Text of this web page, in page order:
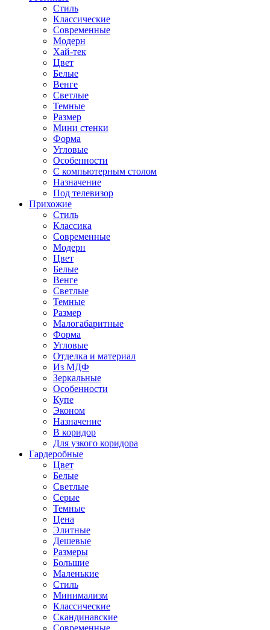
Стиль
Классические
Современные
Модерн
Хай-тек
Цвет
Белые
Венге
Светлые
Темные
Размер
Мини стенки
Форма
Угловые
Особенности
С компьютерным столом
Назначение
Под телевизор
Прихожие
Стиль
Классика
Современные
Модерн
Цвет
Белые
Венге
Светлые
Темные
Размер
Малогабаритные
Форма
Угловые
Отделка и материал
Из МДФ
Зеркальные
Особенности
Купе
Эконом
Назначение
В коридор
Для узкого коридора
Гардеробные
Цвет
Белые
Светлые
Серые
Темные
Цена
Элитные
Дешевые
Размеры
Большие
Маленькие
Стиль
Минимализм
Классические
Скандинавские
Современные